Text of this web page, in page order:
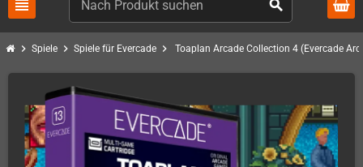
view_headline search
chevron_right Spiele chevron_right Spiele für Evercade chevron_right Toaplan Arcade Collection 4 (Evercade